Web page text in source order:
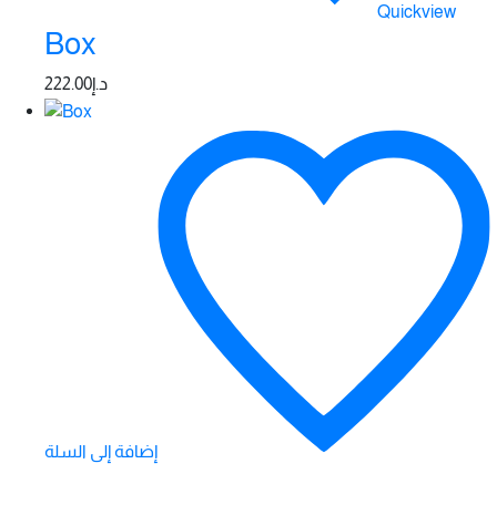
Quickview
Box
د.إ222.00
إضافة إلى السلة